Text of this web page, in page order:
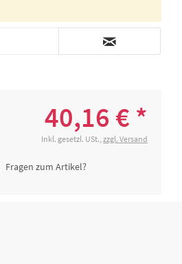
40,16 € *
Inkl. gesetzl. USt., zzgl. Versand
Fragen zum Artikel?